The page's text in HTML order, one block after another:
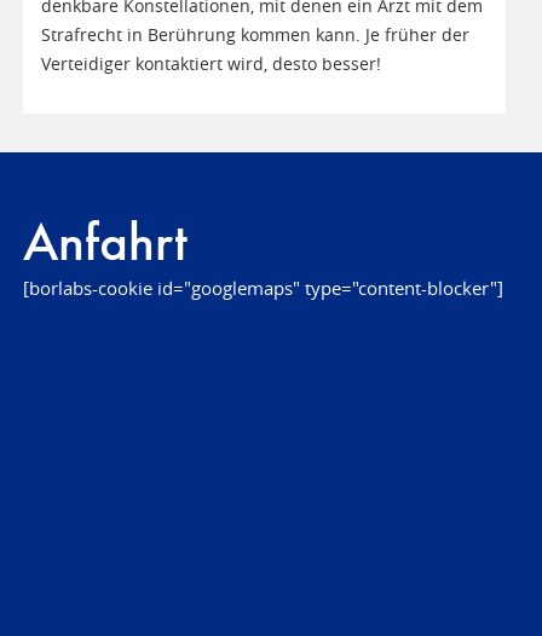
denkbare Konstellationen, mit denen ein Arzt mit dem
Strafrecht in Berührung kommen kann. Je früher der
Verteidiger kontaktiert wird, desto besser!
Anfahrt
[borlabs-cookie id="googlemaps" type="content-blocker"]